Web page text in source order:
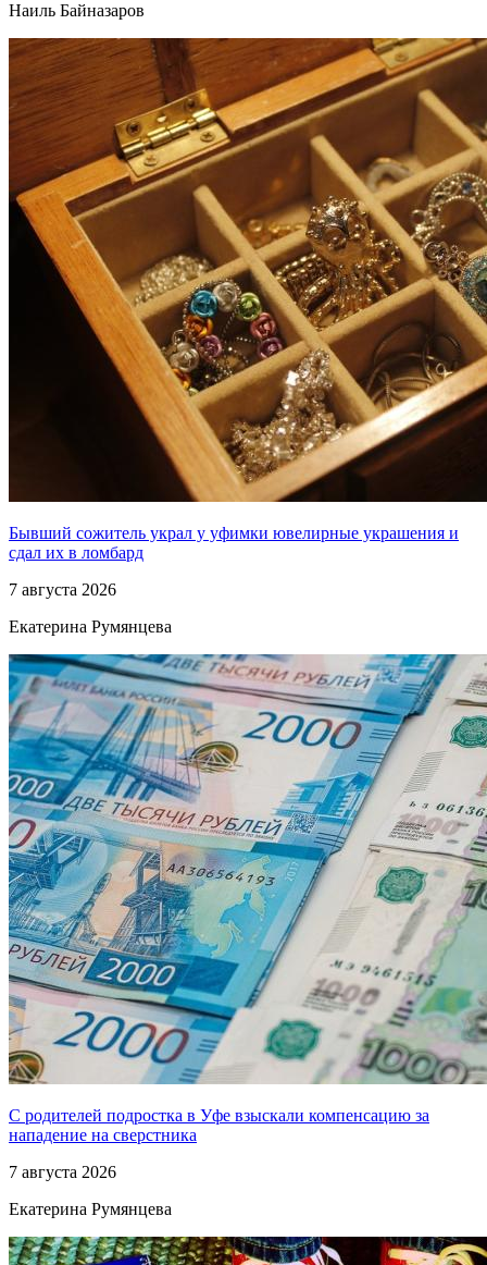
Наиль Байназаров
Бывший сожитель украл у уфимки ювелирные украшения и
сдал их в ломбард
7 августа 2026
Екатерина Румянцева
С родителей подростка в Уфе взыскали компенсацию за
нападение на сверстника
7 августа 2026
Екатерина Румянцева